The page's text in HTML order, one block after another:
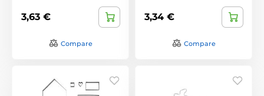
3,63 €
Compare
3,34 €
Compare